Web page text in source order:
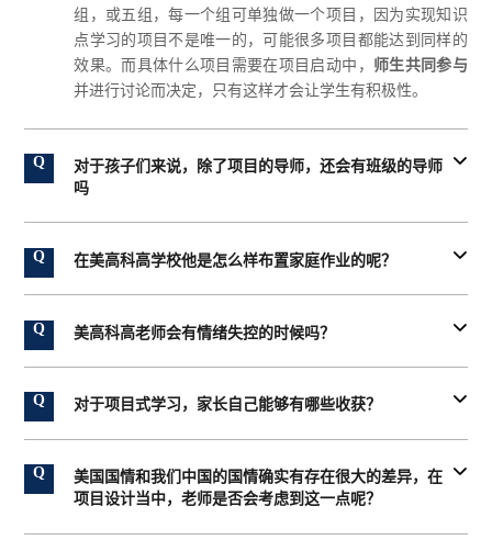
组，或五组，每一个组可单独做一个项目，因为实现知识
点学习的项目不是唯一的，可能很多项目都能达到同样的
效果。而具体什么项目需要在项目启动中， 师生共同参与
并进行讨论而决定，只有这样才会让学生有积极性。
对于孩子们来说，除了项目的导师，还会有班级的导师
吗

在美高科高学校他是怎么样布置家庭作业的呢？ 
美高科高老师会有情绪失控的时候吗？ 
对于项目式学习，家长自己能够有哪些收获？ 
美国国情和我们中国的国情确实有存在很大的差异，在
项目设计当中，老师是否会考虑到这一点呢？
